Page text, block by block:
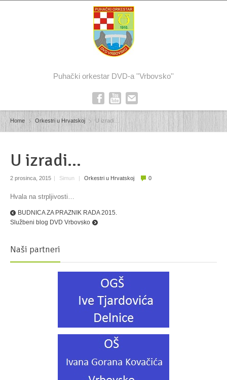
Puhački orkestar DVD-a ''Vrbovsko''
Home Orkestri u Hrvatskoj U izradi…
U izradi…
2 prosinca, 2015 | Simun | Orkestri u Hrvatskoj 0
Hvala na strpljivosti…
BUDNICA ZA PRAZNIK RADA 2015.
Službeni blog DVD Vrbovsko
Naši partneri